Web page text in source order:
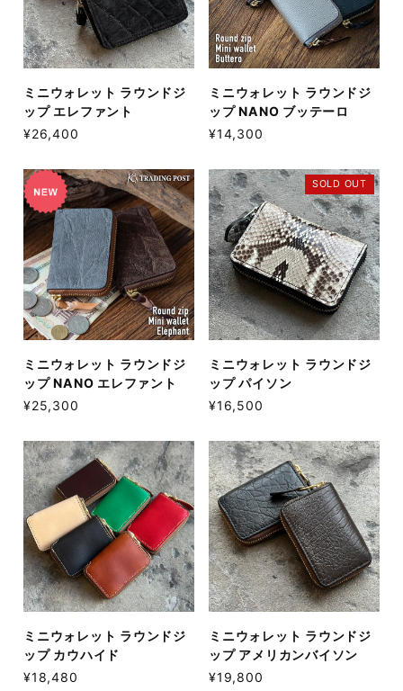
ミニウォレット ラウンドジ
ップ エレファント
¥26,400
ミニウォレット ラウンドジ
ップ NANO ブッテーロ
¥14,300
ミニウォレット ラウンドジ
ップ NANO エレファント
¥25,300
SOLD OUT
ミニウォレット ラウンドジ
ップ パイソン
¥16,500
ミニウォレット ラウンドジ
ップ カウハイド
¥18,480
ミニウォレット ラウンドジ
ップ アメリカンバイソン
¥19,800